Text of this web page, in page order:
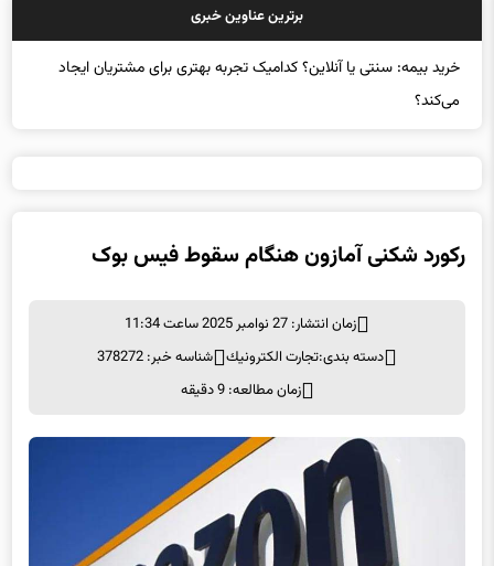
برترین عناوین خبری
خرید
دسته بندی:تجارت الكترونيك شناسه خبر: 378272
زمان مطالعه: 9 دقیقه